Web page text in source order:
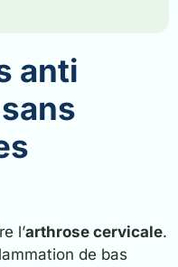
anti
l’arthrose cervicale.
de bas